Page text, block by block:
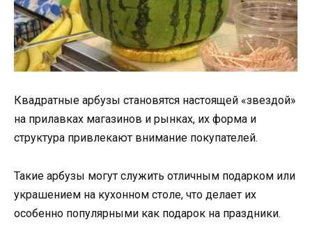
Квадратные арбузы становятся настоящей «звездой»
на прилавках магазинов и рынках, их форма и
структура привлекают внимание покупателей.
Такие арбузы могут служить отличным подарком или
украшением на кухонном столе, что делает их
особенно популярными как подарок на праздники.